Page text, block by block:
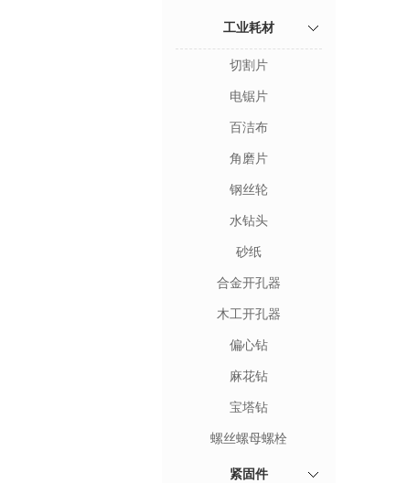
工业耗材
切割片
电锯片
百洁布
角磨片
钢丝轮
水钻头
砂纸
合金开孔器
木工开孔器
偏心钻
麻花钻
宝塔钻
螺丝螺母螺栓
紧固件